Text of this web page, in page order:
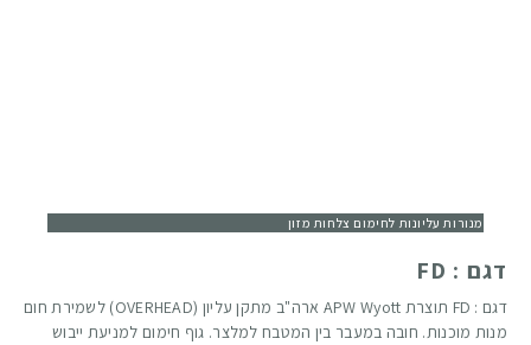
מנורות עליונות לחימום צלחות מזון
דגם : FD
דגם : FD תוצרת APW Wyott ארה"ב מתקן עליון (OVERHEAD) לשמירת חום
מנות מוכנות. חובה במעבר בין המטבח למלצר. גוף חימום למניעת ייבוש